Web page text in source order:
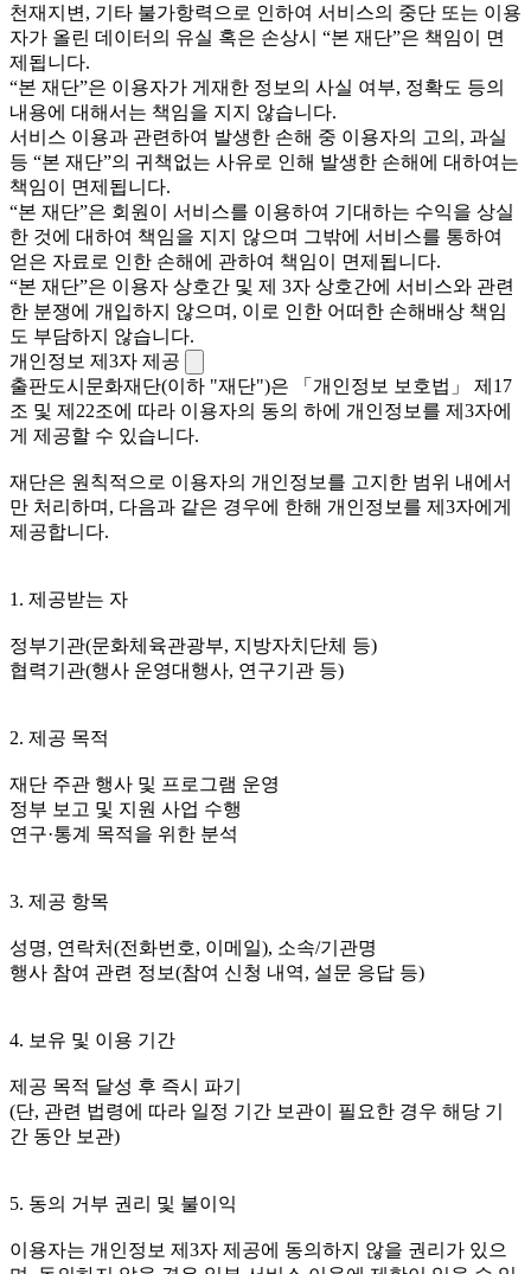
천재지변, 기타 불가항력으로 인하여 서비스의 중단 또는 이용
자가 올린 데이터의 유실 혹은 손상시 “본 재단”은 책임이 면
제됩니다.
“본 재단”은 이용자가 게재한 정보의 사실 여부, 정확도 등의
내용에 대해서는 책임을 지지 않습니다.
서비스 이용과 관련하여 발생한 손해 중 이용자의 고의, 과실
등 “본 재단”의 귀책없는 사유로 인해 발생한 손해에 대하여는
책임이 면제됩니다.
“본 재단”은 회원이 서비스를 이용하여 기대하는 수익을 상실
한 것에 대하여 책임을 지지 않으며 그밖에 서비스를 통하여
얻은 자료로 인한 손해에 관하여 책임이 면제됩니다.
“본 재단”은 이용자 상호간 및 제 3자 상호간에 서비스와 관련
한 분쟁에 개입하지 않으며, 이로 인한 어떠한 손해배상 책임
도 부담하지 않습니다.
개인정보 제3자 제공
출판도시문화재단(이하 "재단")은 「개인정보 보호법」 제17
조 및 제22조에 따라 이용자의 동의 하에 개인정보를 제3자에
게 제공할 수 있습니다.
재단은 원칙적으로 이용자의 개인정보를 고지한 범위 내에서
만 처리하며, 다음과 같은 경우에 한해 개인정보를 제3자에게
제공합니다.
1. 제공받는 자
정부기관(문화체육관광부, 지방자치단체 등)
협력기관(행사 운영대행사, 연구기관 등)
2. 제공 목적
재단 주관 행사 및 프로그램 운영
정부 보고 및 지원 사업 수행
연구·통계 목적을 위한 분석
3. 제공 항목
성명, 연락처(전화번호, 이메일), 소속/기관명
행사 참여 관련 정보(참여 신청 내역, 설문 응답 등)
4. 보유 및 이용 기간
제공 목적 달성 후 즉시 파기
(단, 관련 법령에 따라 일정 기간 보관이 필요한 경우 해당 기
간 동안 보관)
5. 동의 거부 권리 및 불이익
이용자는 개인정보 제3자 제공에 동의하지 않을 권리가 있으